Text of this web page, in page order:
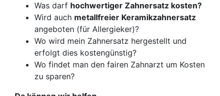
Was darf hochwertiger Zahnersatz kosten?
Wird auch metallfreier Keramikzahnersatz
angeboten (für Allergieker)?
Wo wird mein Zahnersatz hergestellt und
erfolgt dies kostengünstig?
Wo findet man den fairen Zahnarzt um Kosten
zu sparen?